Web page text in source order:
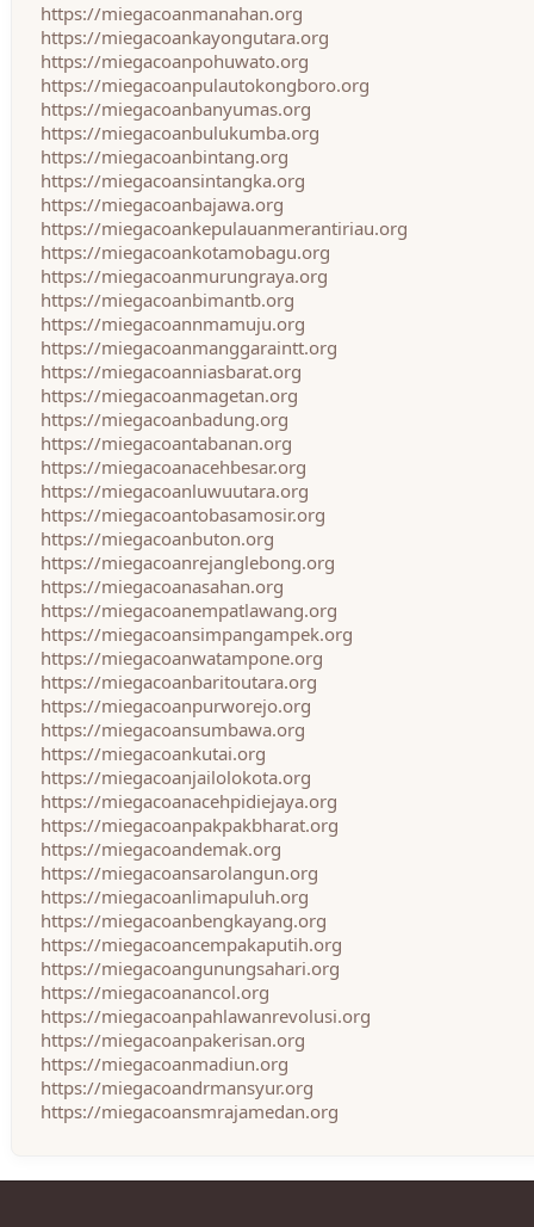
https://miegacoanmanahan.org
https://miegacoankayongutara.org
https://miegacoanpohuwato.org
https://miegacoanpulautokongboro.org
https://miegacoanbanyumas.org
https://miegacoanbulukumba.org
https://miegacoanbintang.org
https://miegacoansintangka.org
https://miegacoanbajawa.org
https://miegacoankepulauanmerantiriau.org
https://miegacoankotamobagu.org
https://miegacoanmurungraya.org
https://miegacoanbimantb.org
https://miegacoannmamuju.org
https://miegacoanmanggaraintt.org
https://miegacoanniasbarat.org
https://miegacoanmagetan.org
https://miegacoanbadung.org
https://miegacoantabanan.org
https://miegacoanacehbesar.org
https://miegacoanluwuutara.org
https://miegacoantobasamosir.org
https://miegacoanbuton.org
https://miegacoanrejanglebong.org
https://miegacoanasahan.org
https://miegacoanempatlawang.org
https://miegacoansimpangampek.org
https://miegacoanwatampone.org
https://miegacoanbaritoutara.org
https://miegacoanpurworejo.org
https://miegacoansumbawa.org
https://miegacoankutai.org
https://miegacoanjailolokota.org
https://miegacoanacehpidiejaya.org
https://miegacoanpakpakbharat.org
https://miegacoandemak.org
https://miegacoansarolangun.org
https://miegacoanlimapuluh.org
https://miegacoanbengkayang.org
https://miegacoancempakaputih.org
https://miegacoangunungsahari.org
https://miegacoanancol.org
https://miegacoanpahlawanrevolusi.org
https://miegacoanpakerisan.org
https://miegacoanmadiun.org
https://miegacoandrmansyur.org
https://miegacoansmrajamedan.org